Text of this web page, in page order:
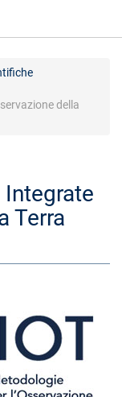
della
Terra